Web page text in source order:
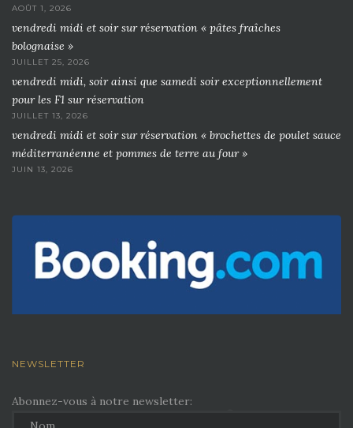
AOÛT 1, 2026
vendredi midi et soir sur réservation « pâtes fraîches
bolognaise »
JUILLET 25, 2026
vendredi midi, soir ainsi que samedi soir exceptionnellement
pour les F1 sur réservation
JUILLET 13, 2026
vendredi midi et soir sur réservation « brochettes de poulet sauce
méditerranéenne et pommes de terre au four »
JUIN 13, 2026
NEWSLETTER
Abonnez-vous à notre newsletter: